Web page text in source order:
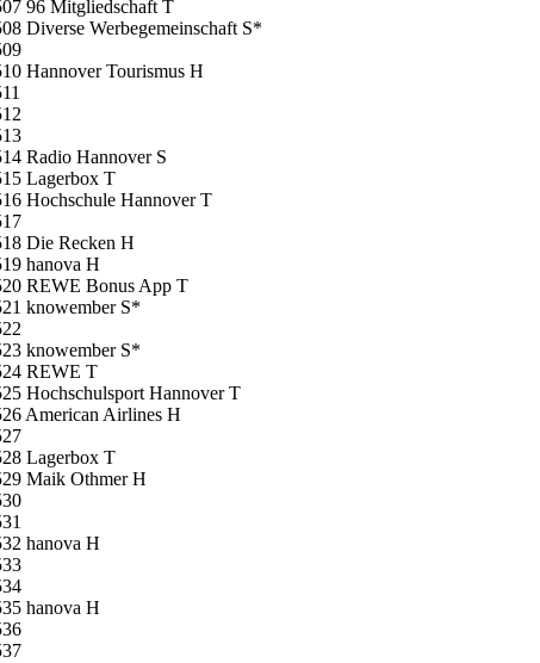
96 Mitgliedschaft T
Diverse Werbegemeinschaft S*
Hannover Tourismus H
Radio Hannover S
Lagerbox T
Hochschule Hannover T
Die Recken H
hanova H
REWE Bonus App T
knowember S*
knowember S*
REWE T
Hochschulsport Hannover T
American Airlines H
Lagerbox T
Maik Othmer H
hanova H
hanova H